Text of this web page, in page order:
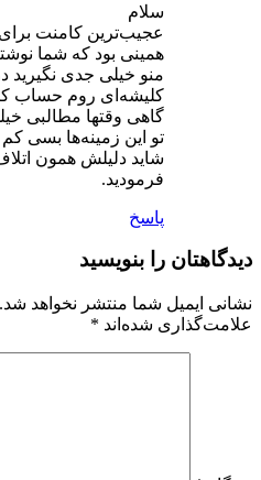
سلام
عجیب‌ترین کامنت
همینی بود که شما
منو خیلی جدی
کلیشه‌ای روم حساب
گاهی وقتها مطالبی
تو این زمینه‌ها بسی
شاید دلیلش همون
فرمودید.
پاسخ
دیدگاهتان را بنویسید
نشانی ایمیل شما منتشر نخواهد شد.
علامت‌گذاری شده‌اند *